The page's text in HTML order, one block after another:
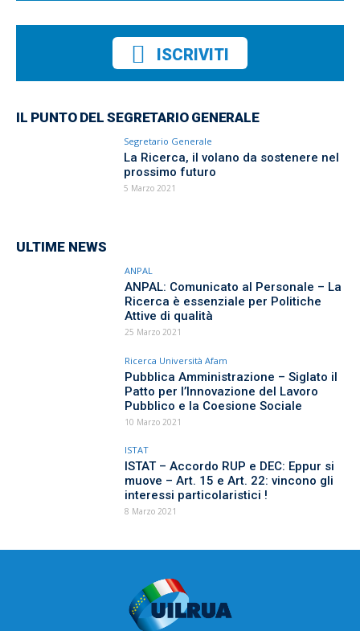
ISCRIVITI
IL PUNTO DEL SEGRETARIO GENERALE
Segretario Generale
La Ricerca, il volano da sostenere nel
prossimo futuro
5 Marzo 2021
ULTIME NEWS
ANPAL
ANPAL: Comunicato al Personale – La
Ricerca è essenziale per Politiche
Attive di qualità
25 Marzo 2021
Ricerca Università Afam
Pubblica Amministrazione – Siglato il
Patto per l’Innovazione del Lavoro
Pubblico e la Coesione Sociale
10 Marzo 2021
ISTAT
ISTAT – Accordo RUP e DEC: Eppur si
muove – Art. 15 e Art. 22: vincono gli
interessi particolaristici !
8 Marzo 2021